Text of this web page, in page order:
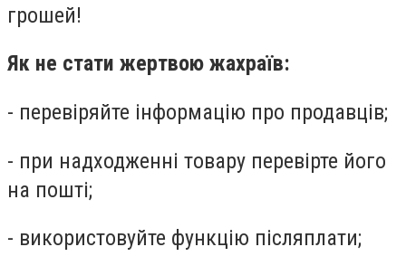
грошей!
Як не стати жертвою жахраїв:
- перевіряйте інформацію про продавців;
- при надходженні товару перевірте його
на пошті;
- використовуйте функцію післяплати;